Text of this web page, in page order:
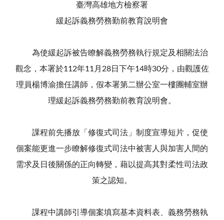
臺灣高雄地方檢察署
緩起訴義務勞務勤前教育說明會
為使緩起訴被告瞭解義務勞務執行規定及相關法治
觀念，本署於112年11月28日下午14時30分，由觀護佐
理員楊博渝擔任講師，假本署第二辦公室一樓團輔室辦
理緩起訴義務勞務勤前教育說明會。
課程前先播放「修復式司法」制度宣導短片，促使
個案能更進一步瞭解修復式司法中被害人與加害人間的
需求及日後關係的正向轉變，藉以提高其對柔性司法政
策之認知。
課程中講師引導個案填寫基本資料表、義務勞務執